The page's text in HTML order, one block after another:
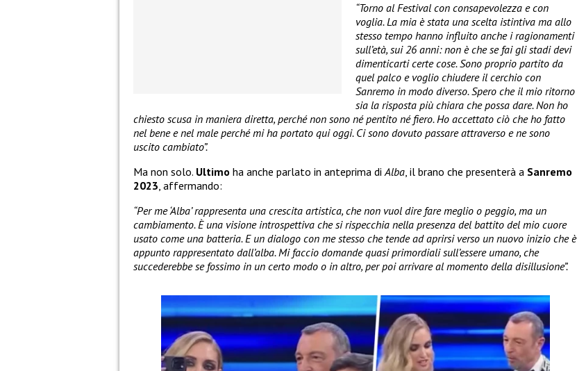
“Torno al Festival con consapevolezza e con
voglia. La mia è stata una scelta istintiva ma allo
stesso tempo hanno influito anche i ragionamenti
sull’età, sui 26 anni: non è che se fai gli stadi devi
dimenticarti certe cose. Sono proprio partito da
quel palco e voglio chiudere il cerchio con
Sanremo in modo diverso. Spero che il mio ritorno
sia la risposta più chiara che possa dare. Non ho
chiesto scusa in maniera diretta, perché non sono né pentito né fiero. Ho accettato ciò che ho fatto
nel bene e nel male perché mi ha portato qui oggi. Ci sono dovuto passare attraverso e ne sono
uscito cambiato”.
Ma non solo. Ultimo ha anche parlato in anteprima diAlba, il brano che presenterà a Sanremo
2023, affermando:
“Per me ‘Alba’ rappresenta una crescita artistica, che non vuol dire fare meglio o peggio, ma un
cambiamento. È una visione introspettiva che si rispecchia nella presenza del battito del mio cuore
usato come una batteria. E un dialogo con me stesso che tende ad aprirsi verso un nuovo inizio che è
appunto rappresentato dall’alba. Mi faccio domande quasi primordiali sull’essere umano, che
succederebbe se fossimo in un certo modo o in altro, per poi arrivare al momento della disillusione”.